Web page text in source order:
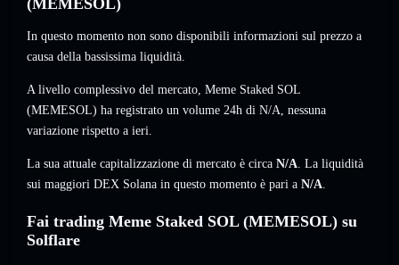
(MEMESOL)
In questo momento non sono disponibili informazioni sul prezzo a
causa della bassissima liquidità.
A livello complessivo del mercato, Meme Staked SOL
(MEMESOL) ha registrato un volume 24h di N/A, nessuna
variazione rispetto a ieri.
La sua attuale capitalizzazione di mercato è circa N/A. La liquidità
sui maggiori DEX Solana in questo momento è pari a N/A.
Fai trading Meme Staked SOL (MEMESOL) su
Solflare